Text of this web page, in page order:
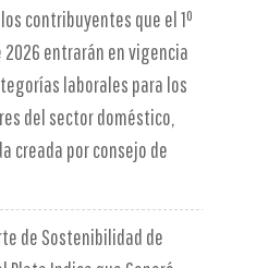
contribuyentes que el 1º
2026 entrarán en vigencia
laborales para los
del sector doméstico,
creada por consejo de
de Sostenibilidad de